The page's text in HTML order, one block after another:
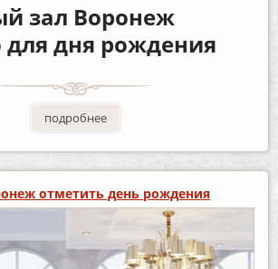
зал Воронеж
для дня рождения
подробнее
отметить день рождения